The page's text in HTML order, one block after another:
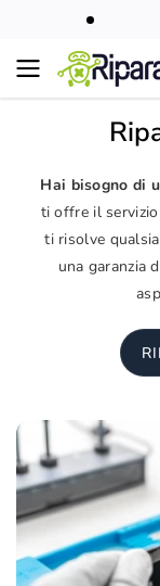
Hai bisogno di
ti offre il
ti risolve
una garanzia